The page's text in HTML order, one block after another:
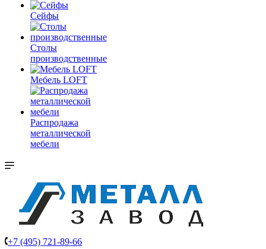
Сейфы
Столы
производственные
Мебель LOFT
Распродажа
металлической
мебели
+7 (495) 721-89-66